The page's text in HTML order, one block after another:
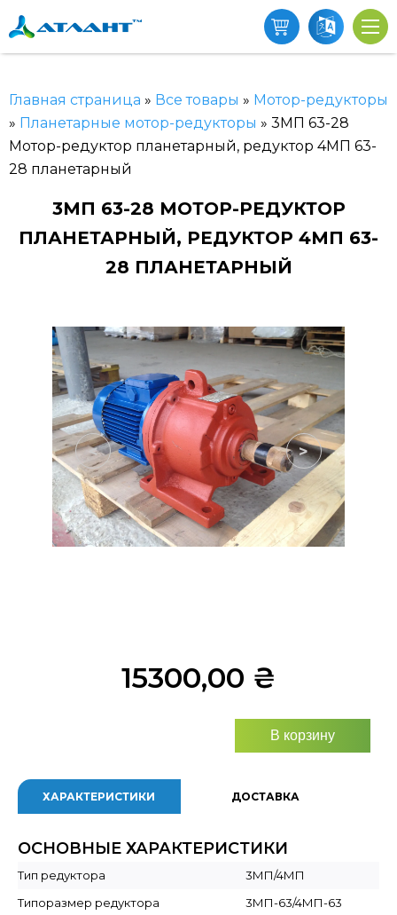
Главная страница » Все товары » Мотор-редукторы
» Планетарные мотор-редукторы » 3МП 63-28
Мотор-редуктор планетарный, редуктор 4МП 63-
28 планетарный
3МП 63-28 МОТОР-РЕДУКТОР
ПЛАНЕТАРНЫЙ, РЕДУКТОР 4МП 63-
28 ПЛАНЕТАРНЫЙ
< >
15300,00 ₴
В корзину
ХАРАКТЕРИСТИКИ ДОСТАВКА
ОСНОВНЫЕ ХАРАКТЕРИСТИКИ
Тип редуктора
3МП/4МП
Типоразмер редуктора
3МП-63/4МП-63